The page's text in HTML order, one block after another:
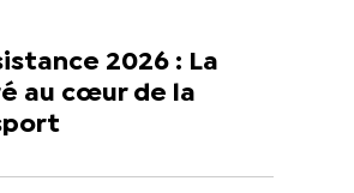
2026 : La
au cœur de la